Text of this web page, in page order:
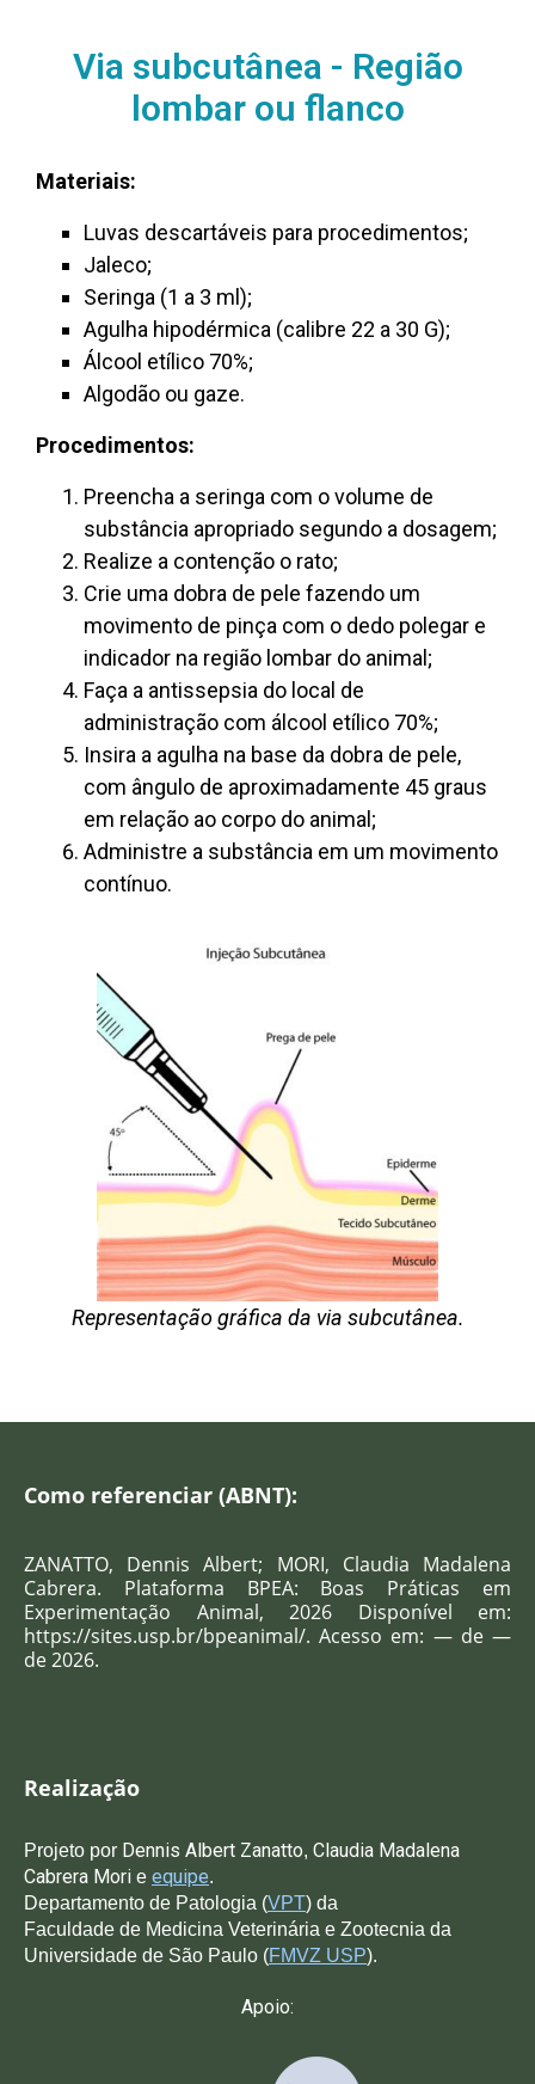
Via subcutânea - Região
lombar ou flanco
Materiais:
Luvas descartáveis para procedimentos;
Jaleco;
Seringa (1 a 3 ml);
Agulha hipodérmica (calibre 22 a 30 G);
Álcool etílico 70%;
Algodão ou gaze.
Procedimentos:
Preencha a seringa com o volume de
substância apropriado segundo a dosagem;
Realize a contenção o rato;
Crie uma dobra de pele fazendo um
movimento de pinça com o dedo polegar e
indicador na região lombar do animal;
Faça a antissepsia do local de
administração com álcool etílico 70%;
Insira a agulha na base da dobra de pele,
com ângulo de aproximadamente 45 graus
em relação ao corpo do animal;
Administre a substância em um movimento
contínuo.
Representação gráfica da via subcutânea.
Como referenciar (ABNT):
ZANATTO, Dennis Albert; MORI, Claudia Madalena
Cabrera. Plataforma BPEA: Boas Práticas em
Experimentação Animal, 2026 Disponível em:
https://sites.usp.br/bpeanimal/. Acesso em: — de —
de 2026.
Realização
Projeto por Dennis Albert Zanatto, C laudia Madalena
Cabrera Mori e equipe.
Departamento de Patologia (VPT) da
Faculdade de Medicina Veterinária e Zootecnia da
Universidade de São Paulo (FMVZ USP).
Apoio: